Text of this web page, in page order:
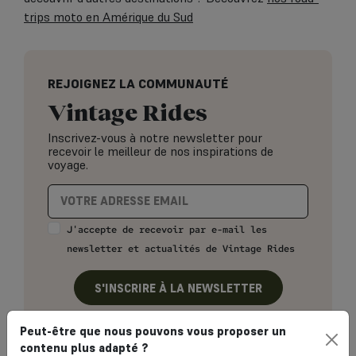
trips moto en Amérique du Sud
REJOIGNEZ LA COMMUNAUTÉ
Vintage Rides
Inscrivez-vous à notre newsletter pour
recevoir le meilleur de nos inspirations de
voyage.
J'accepte de recevoir par e-mail les
newsletter et actualités de Vintage Rides
S'INSCRIRE À LA NEWSLETTER
Peut-être que nous pouvons vous proposer un
contenu plus adapté ?